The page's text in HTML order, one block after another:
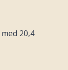
20,4